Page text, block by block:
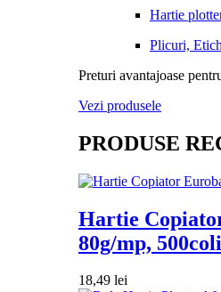
Hartie
Plicuri,
Preturi avantajoase
Vezi produsele
PRODUSE
Hartie
80g/mp,
18,49 lei